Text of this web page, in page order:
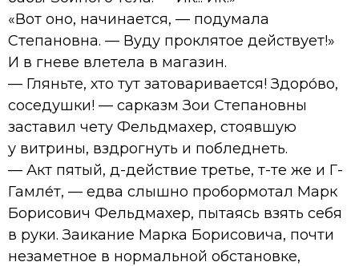
«Вот оно, начинается, — подумала
Степановна. — Вуду проклятое действует!»
И в гневе влетела в магазин.
— Гляньте, хто тут затоваривается! Здоро́во,
соседушки! — сарказм Зои Степановны
заставил чету Фельдмахер, стоявшую
у витрины, вздрогнуть и побледнеть.
— Акт пятый, д-действие третье, т-те же и Г-
Гамле́т, — едва слышно пробормотал Марк
Борисович Фельдмахер, пытаясь взять себя
в руки. Заикание Марка Борисовича, почти
незаметное в нормальной обстановке,